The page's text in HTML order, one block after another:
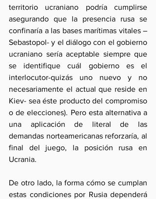
territorio ucraniano podría cumplirse
asegurando que la presencia rusa se
confinaría a las bases marítimas vitales –
Sebastopol- y el diálogo con el gobierno
ucraniano sería aceptable siempre que
se identifique cuál gobierno es el
interlocutor-quizás uno nuevo y no
necesariamente el actual que reside en
Kiev- sea éste producto del compromiso
o de elecciones). Pero esta alternativa a
una aplicación de literal de las
demandas norteamericanas reforzaría, al
final del juego, la posición rusa en
Ucrania.
De otro lado, la forma cómo se cumplan
estas condiciones por Rusia dependerá